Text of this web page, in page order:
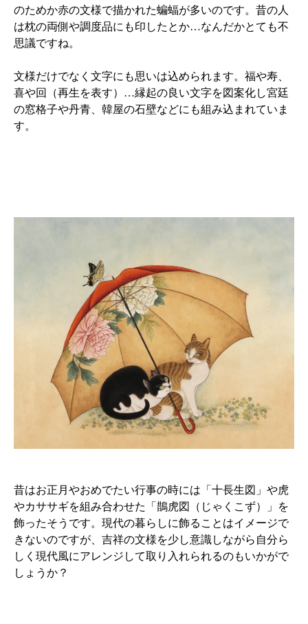
のためか赤の文様で描かれた蝙蝠が多いのです。昔の人
は枕の両側や調度品にも印したとか…なんだかとても不
思議ですね。
文様だけでなく文字にも思いは込められます。福や寿、
喜や回（再生を表す）…縁起の良い文字を図案化し宮廷
の窓格子や丹青、韓屋の石壁などにも組み込まれていま
す。
昔はお正月やおめでたい行事の時には「十長生図」や虎
やカササギを組み合わせた「鵲虎図（じゃくこず）」を
飾ったそうです。現代の暮らしに飾ることはイメージで
きないのですが、吉祥の文様を少し意識しながら自分ら
しく現代風にアレンジして取り入れられるのもいかがで
しょうか？